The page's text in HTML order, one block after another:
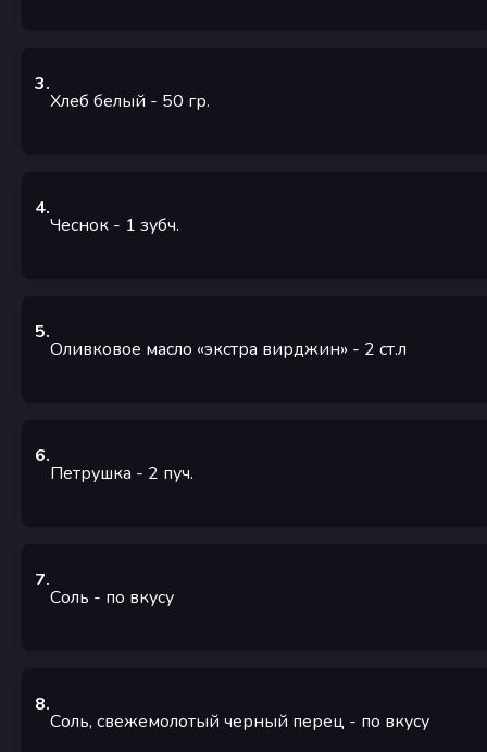
3.
Хлеб белый - 50 гр.
4.
Чеснок - 1 зубч.
5.
Оливковое масло «экстра вирджин» - 2 ст.л
6.
Петрушка - 2 пуч.
7.
Соль - по вкусу
8.
Соль, свежемолотый черный перец - по вкусу